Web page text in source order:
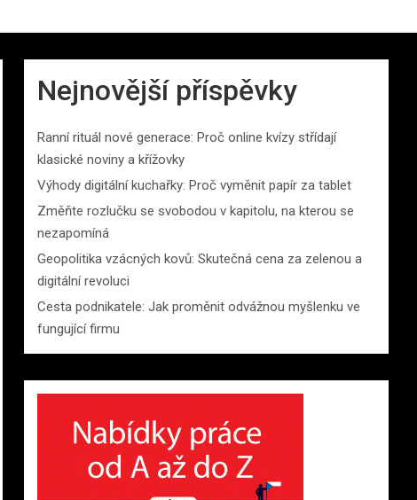
Nejnovější příspěvky
Ranní rituál nové generace: Proč online kvízy střídají
klasické noviny a křížovky
Výhody digitální kuchařky: Proč vyměnit papír za tablet
Změňte rozlučku se svobodou v kapitolu, na kterou se
nezapomíná
Geopolitika vzácných kovů: Skutečná cena za zelenou a
digitální revoluci
Cesta podnikatele: Jak proměnit odvážnou myšlenku ve
fungující firmu